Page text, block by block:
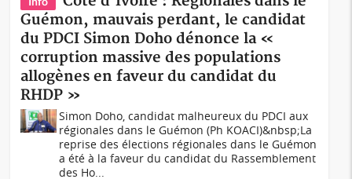
Guémon, mauvais perdant, le candidat
du PDCI Simon Doho dénonce la «
corruption massive des populations
allogènes en faveur du candidat du
RHDP »
Simon Doho, candidat malheureux du PDCI aux
régionales dans le Guémon (Ph KOACI)&nbsp;La
reprise des élections régionales dans le Guémon
a été à la faveur du candidat du Rassemblement
des Ho...